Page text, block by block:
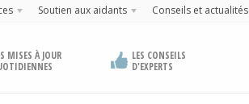
Soutien aux aidants Conseils et actualités
MISES À JOUR
LES CONSEILS
D'EXPERTS